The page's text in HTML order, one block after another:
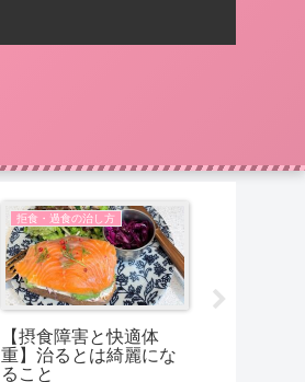
拒食・過食の治し方
【摂食障害と快適体
重】治るとは綺麗にな
ること